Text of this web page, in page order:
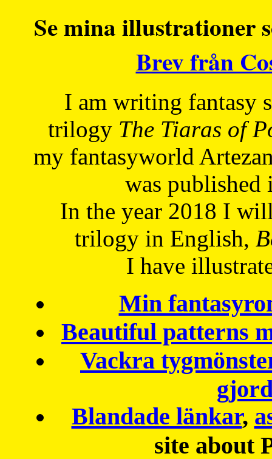
Se mina illustrationer
Brev från
I am writing fantasy
trilogy The Tiaras of
my fantasyworld
was published
In the year 2018 I
trilogy in English,
I have
Min
Beautiful patterns
Vackra
Blandade länkar,
site about